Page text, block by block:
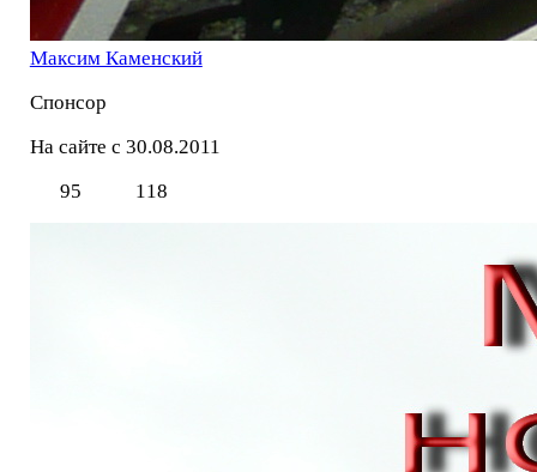
Максим Каменский
Спонсор
На сайте с 30.08.2011
95
118